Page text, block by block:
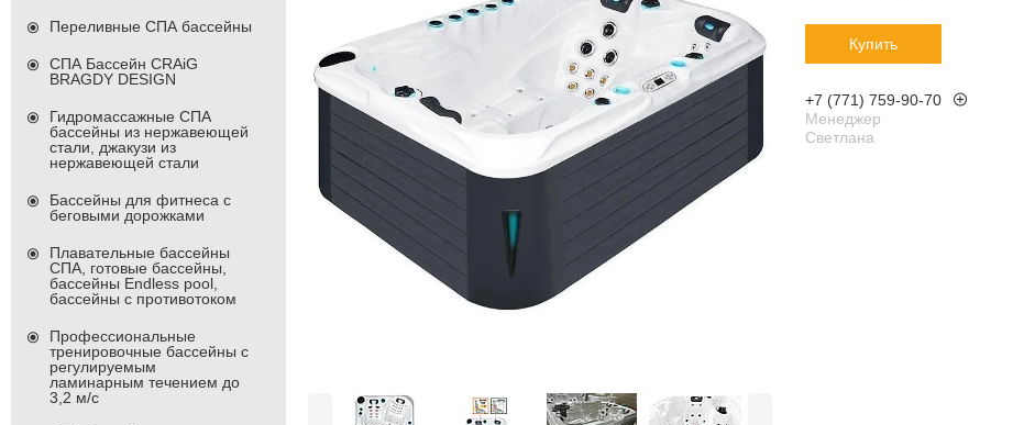
Купить
+7 (771) 759-90-70
Менеджер
Светлана
Переливные СПА бассейны
СПА Бассейн CRAiG
BRAGDY DESIGN
Гидромассажные СПА
бассейны из нержавеющей
стали, джакузи из
нержавеющей стали
Бассейны для фитнеса с
беговыми дорожками
Плавательные бассейны
СПА, готовые бассейны,
бассейны Endless pool,
бассейны с противотоком
Профессиональные
тренировочные бассейны с
регулируемым
ламинарным течением до
3,2 м/с